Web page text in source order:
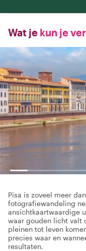
Wat je kun je
Pisa is zoveel meer
fotografiewandeling
ansichtkaartwaardige
waar gouden licht valt
pleinen tot leven
precies waar en
resultaten.